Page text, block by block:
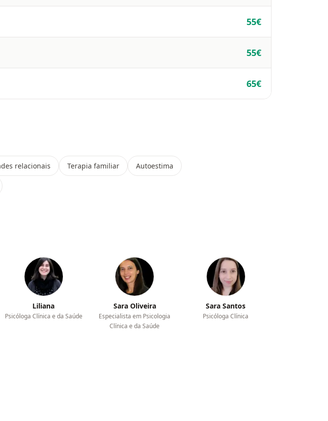
55€
55€
65€
relacionais Terapia familiar Autoestima
Liliana
Psicóloga Clínica e da Saúde
Sara Oliveira
Especialista em Psicologia
Clínica e da Saúde
Sara Santos
Psicóloga Clínica